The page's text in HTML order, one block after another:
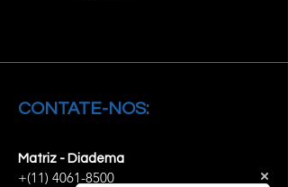
CONTATE-NOS:
Matriz - Diadema
+(11) 4061-8500